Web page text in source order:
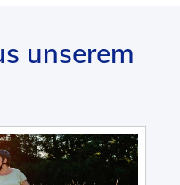
unserem